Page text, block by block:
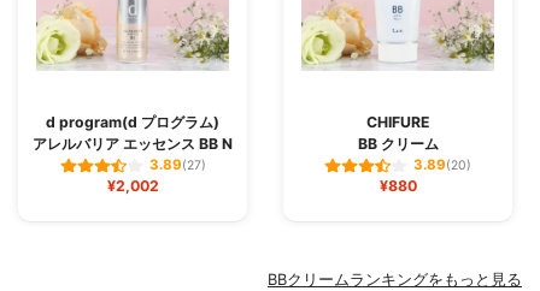
d program(d プログラム)
アレルバリア エッセンス BB N
3.89(27)
¥2,002
CHIFURE
BB クリーム
3.89(20)
¥880
BBクリームランキングをもっと見る